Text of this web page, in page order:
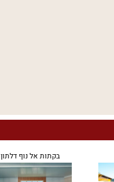
בקתות אל נוף דלתון